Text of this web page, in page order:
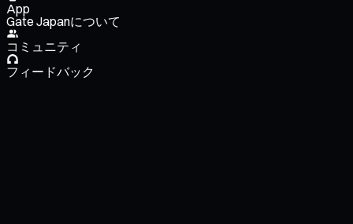
App
Gate Japanについて
コミュニティ
フィードバック